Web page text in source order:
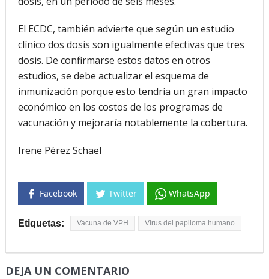
El ECDC, también advierte que según un estudio
clínico dos dosis son igualmente efectivas que tres
dosis. De confirmarse estos datos en otros
estudios, se debe actualizar el esquema de
inmunización porque esto tendría un gran impacto
económico en los costos de los programas de
vacunación y mejoraría notablemente la cobertura.
Irene Pérez Schael
Facebook Twitter WhatsApp
Etiquetas: Vacuna de VPH Virus del papiloma humano
DEJA UN COMENTARIO